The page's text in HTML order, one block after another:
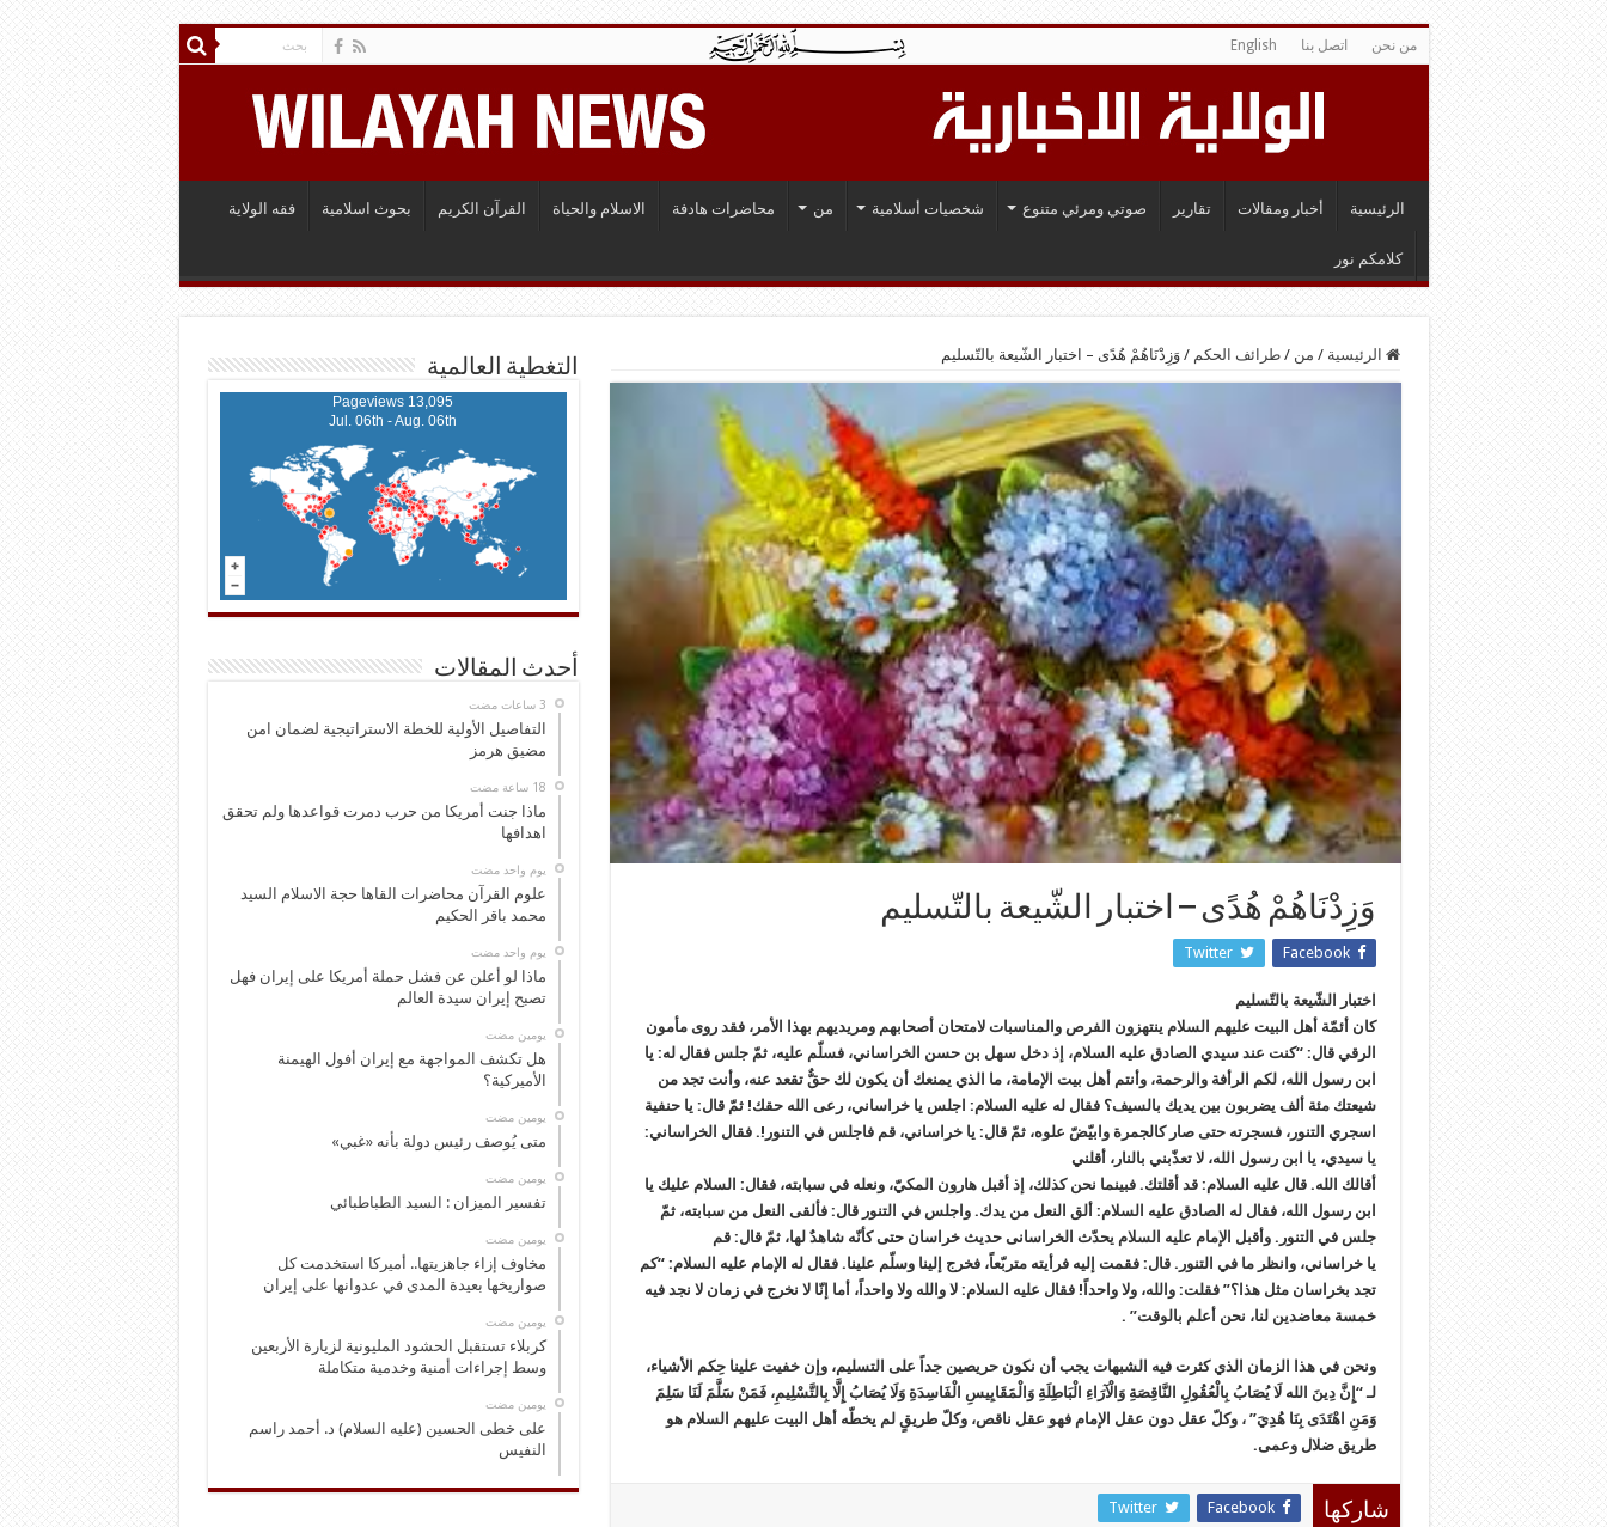
من نحن اتصل بنا English
الرئيسية أخبار ومقالات تقارير صوتي ومرئي متنوع شخصيات أسلامية من محاضرات هادفة الاسلام والحياة القرآن الكريم بحوث اسلامية فقه الولاية
كلامكم نور
الرئيسية / من / طرائف الحكم / وَزِدْنَاهُمْ هُدًى – اختبار الشّيعة بالتّسليم
وَزِدْنَاهُمْ هُدًى – اختبار الشّيعة بالتّسليم
Facebook
Twitter
اختبار الشّيعة بالتّسليم
كان أئمّة أهل البيت عليهم السلام ينتهزون الفرص والمناسبات لامتحان أصحابهم ومريديهم بهذا الأمر، فقد روى مأمون
الرقي قال: “كنت عند سيدي الصادق عليه السلام، إذ دخل سهل بن حسن الخراساني، فسلّم عليه، ثمّ جلس فقال له: يا
ابن رسول الله، لكم الرأفة والرحمة، وأنتم أهل بيت الإمامة، ما الذي يمنعك أن يكون لك حقٌّ تقعد عنه، وأنت تجد من
شيعتك مئة ألف يضربون بين يديك بالسيف؟ فقال له عليه السلام: اجلس يا خراساني، رعى الله حقك! ثمّ قال: يا حنفية
اسجري التنور، فسجرته حتى صار كالجمرة وابيّضّ علوه، ثمّ قال: يا خراساني، قم فاجلس في التنور!. فقال الخراساني:
يا سيدي، يا ابن رسول الله، لا تعذّبني بالنار، أقلني
أقالك الله. قال عليه السلام: قد أقلتك. فبينما نحن كذلك، إذ أقبل هارون المكيّ، ونعله في سبابته، فقال: السلام عليك يا
ابن رسول الله، فقال له الصادق عليه السلام: ألق النعل من يدك. واجلس في التنور قال: فألقى النعل من سبابته، ثمّ
جلس في التنور. وأقبل الإمام عليه السلام يحدّث الخراسانى حديث خراسان حتى كأنّه شاهدٌ لها، ثمّ قال: قم
يا خراساني، وانظر ما في التنور. قال: فقمت إليه فرأيته متربّعاً، فخرج إلينا وسلّم علينا. فقال له الإمام عليه السلام: “كم
تجد بخراسان مثل هذا؟” فقلت: والله، ولا واحداً! فقال عليه السلام: لا والله ولا واحداً، أما إنّا لا نخرج في زمان لا نجد فيه
خمسة معاضدين لنا، نحن أعلم بالوقت” .
ونحن في هذا الزمان الذي كثرت فيه الشبهات يجب أن نكون حريصين جداً على التسليم، وإن خفيت علينا حِكم الأشياء،
لـ “إِنَّ دِينَ الله لَا يُصَابُ بِالْعُقُولِ النَّاقِصَةِ وَالْآرَاءِ الْبَاطِلَةِ وَالْمَقَايِيسِ الْفَاسِدَةِ وَلَا يُصَابُ إِلَّا بِالتَّسْلِيمِ، فَمَنْ سَلَّمَ لَنَا سَلِمَ
وَمَنِ اهْتَدَى بِنَا هُدِيَ” ، وكلّ عقل دون عقل الإمام فهو عقل ناقص، وكلّ طريقٍ لم يخطّه أهل البيت عليهم السلام هو
طريق ضلال وعمى.
شاركها Facebook
Twitter
التغطية العالمية
13,095 Pageviews
Jul. 06th - Aug. 06th
أحدث المقالات
التفاصيل الأولية للخطة الاستراتيجية لضمان امن
مضيق هرمز
ماذا جنت أمريكا من حرب دمرت قواعدها ولم تحقق
اهدافها
‏يوم واحد مضت
علوم القرآن محاضرات القاها حجة الاسلام السيد
محمد باقر الحكيم
‏يوم واحد مضت
ماذا لو أعلن عن فشل حملة أمريكا على إيران فهل
تصبح إيران سيدة العالم
‏يومين مضت
هل تكشف المواجهة مع إيران أفول الهيمنة
الأميركية؟
‏يومين مضت
متى يُوصف رئيس دولة بأنه «غبي»
‏يومين مضت
تفسير الميزان : السيد الطباطبائي
‏يومين مضت
مخاوف إزاء جاهزيتها.. أميركا استخدمت كل
صواريخها بعيدة المدى في عدوانها على إيران
‏يومين مضت
كربلاء تستقبل الحشود المليونية لزيارة الأربعين
وسط إجراءات أمنية وخدمية متكاملة
‏يومين مضت
على خطى الحسين (عليه السلام) د. أحمد راسم
النفيس